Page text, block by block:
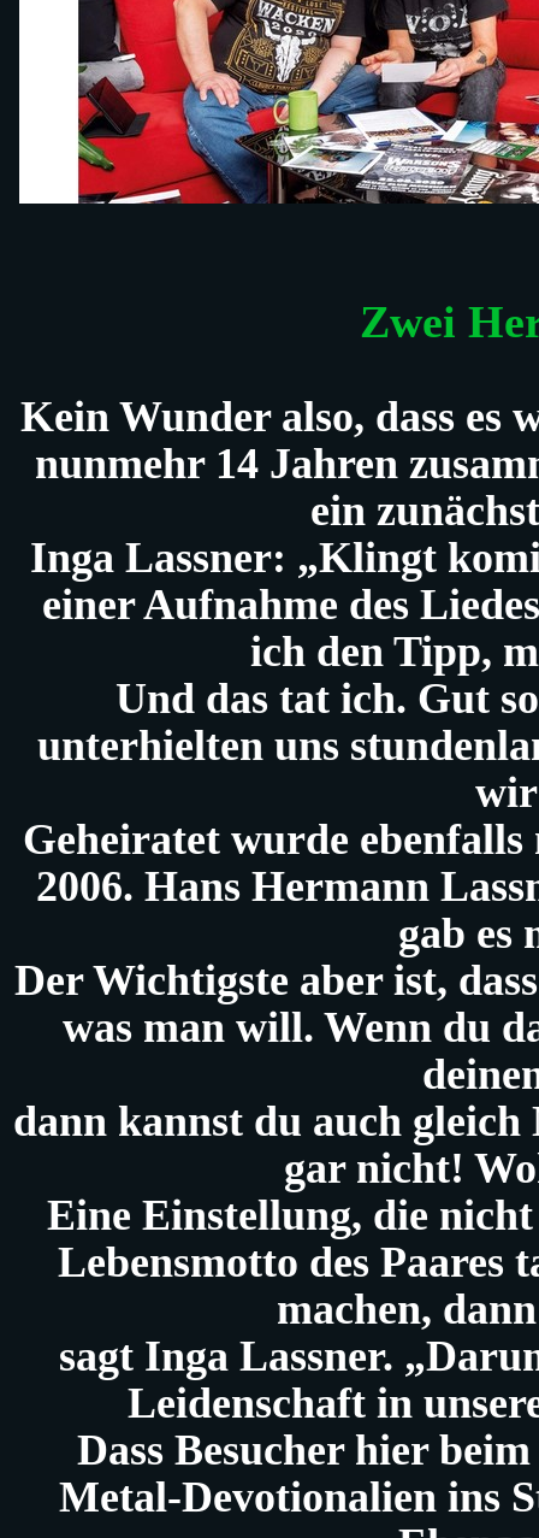
Zwei
Kein Wunder also, dass es
nunmehr 14 Jahren
ein
Inga Lassner: „Klingt
einer Aufnahme des
ich den Tipp,
Und das tat ich. Gut
unterhielten uns
wir
Geheiratet wurde
2006. Hans Hermann
gab es
Der Wichtigste aber ist,
was man will. Wenn du
dann kannst du auch
gar nicht!
Eine Einstellung, die
Lebensmotto des Paares
machen,
sagt Inga Lassner.
Leidenschaft in
Dass Besucher hier
Metal-Devotionalien ins